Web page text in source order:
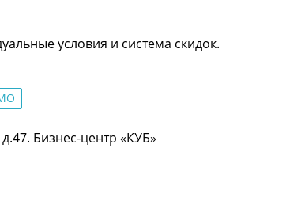
условия и система скидок.
Бизнес-центр «КУБ»